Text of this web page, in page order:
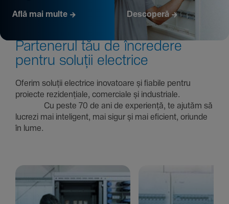
Află mai multe Descoperă
Parte­nerul tău de încre­dere
pentru soluții electrice
Oferim soluții electrice inova­toare și fiabile pentru
proiecte rezi­den­țiale, comer­ciale și indus­triale.
Cu peste 70 de ani de expe­riență, te ajutăm să
lucrezi mai inte­li­gent, mai sigur și mai eficient, oriunde
în lume.